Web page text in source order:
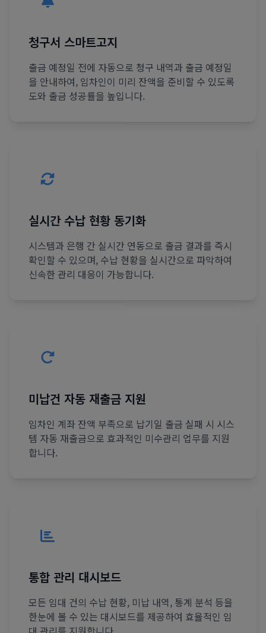
청구서 스마트고지
출금 예정일 전에 자동으로 청구 내역과 출금 예정일
을 안내하여, 임차인이 미리 잔액을 준비할 수 있도록
도와 출금 성공률을 높입니다.
실시간 수납 현황 동기화
시스템과 은행 간 실시간 연동으로 출금 결과를 즉시
확인할 수 있으며, 수납 현황을 실시간으로 파악하여
신속한 관리 대응이 가능합니다.
미납건 자동 재출금 지원
임차인 계좌 잔액 부족으로 납기일 출금 실패 시 시스
템 자동 재출금으로 효과적인 미수관리 업무를 지원
합니다.
통합 관리 대시보드
모든 임대 건의 수납 현황, 미납 내역, 통계 분석 등을
한눈에 볼 수 있는 대시보드를 제공하여 효율적인 임